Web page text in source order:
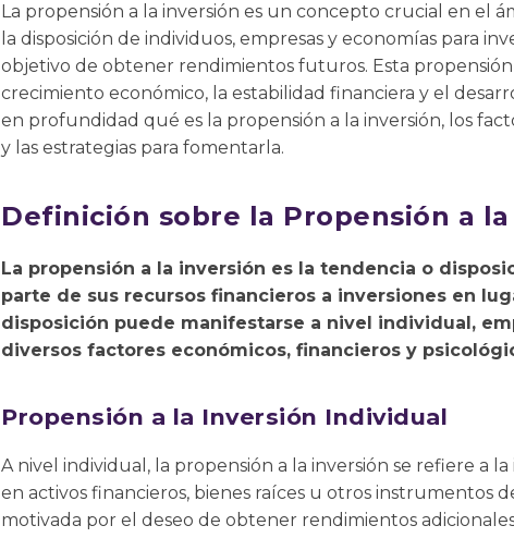
La propensión a la inversión es un concepto crucial en el
la disposición de individuos, empresas y economías para
objetivo de obtener rendimientos futuros. Esta
crecimiento económico, la estabilidad financiera y el
en profundidad qué es la propensión a la inversión, los
y las estrategias para fomentarla.
Definición sobre la Propensión a
La propensión a la inversión es la tendencia o
parte de sus recursos financieros a inversiones en
disposición puede manifestarse a nivel individual,
diversos factores económicos, financieros y
Propensión a la Inversión Individual
A nivel individual, la propensión a la inversión se refiere a
en activos financieros, bienes raíces u otros instrumentos
motivada por el deseo de obtener rendimientos